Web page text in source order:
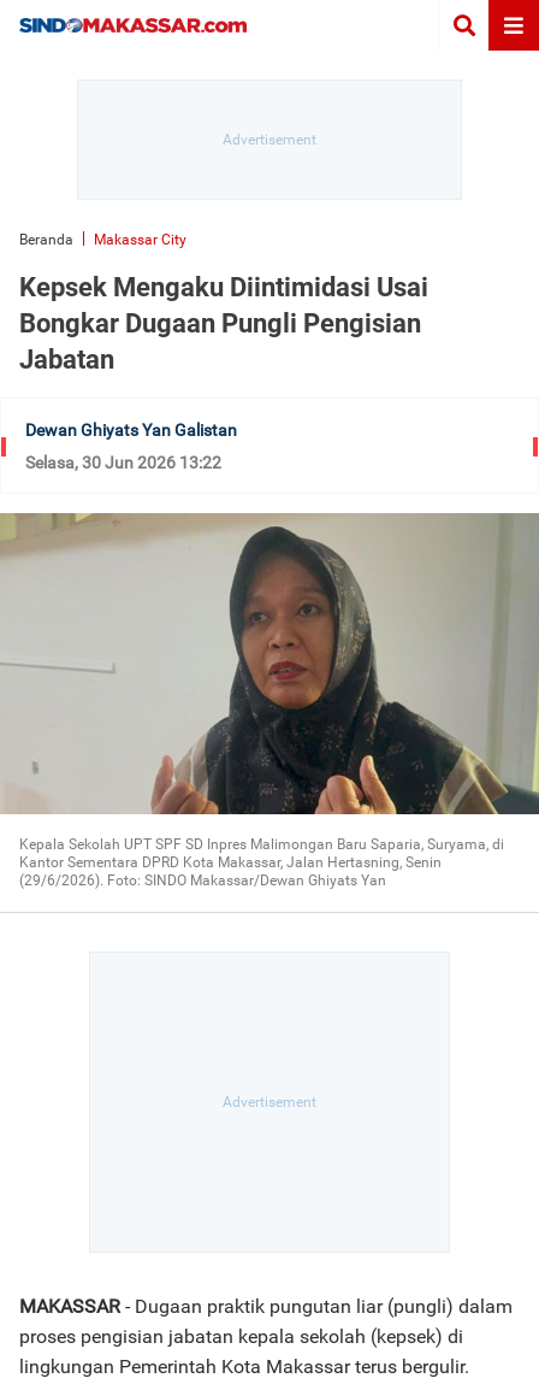
Beranda Makassar City
Kepsek Mengaku Diintimidasi Usai
Bongkar Dugaan Pungli Pengisian
Jabatan
Dewan Ghiyats Yan Galistan
Selasa, 30 Jun 2026 13:22
Kepala Sekolah UPT SPF SD Inpres Malimongan Baru Saparia, Suryama, di
Kantor Sementara DPRD Kota Makassar, Jalan Hertasning, Senin
(29/6/2026). Foto: SINDO Makassar/Dewan Ghiyats Yan
MAKASSAR- Dugaan praktik pungutan liar (pungli) dalam
proses pengisian jabatan kepala sekolah (kepsek) di
lingkungan Pemerintah Kota Makassar terus bergulir.